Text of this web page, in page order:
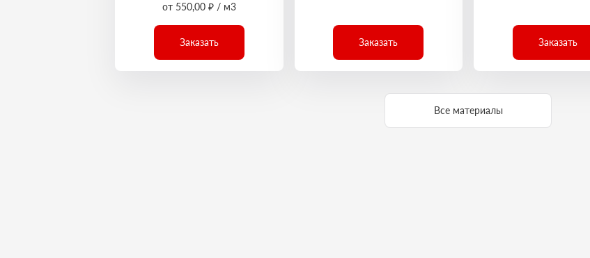
от 550,00 ₽ / м3
Заказать Заказать Заказать
Все материалы